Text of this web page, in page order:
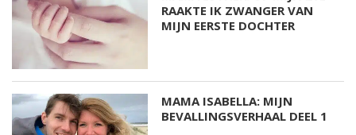
RAAKTE IK ZWANGER VAN
MIJN EERSTE DOCHTER
MAMA ISABELLA: MIJN
BEVALLINGSVERHAAL DEEL 1